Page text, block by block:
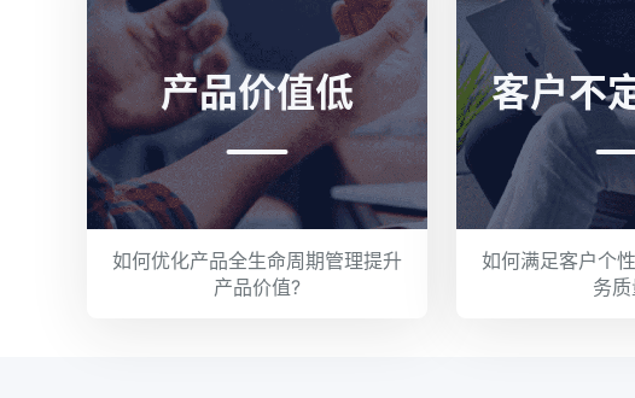
产品价值低
如何优化产品全生命周期管理提升
产品价值?
客户不
如何满足客户个
务